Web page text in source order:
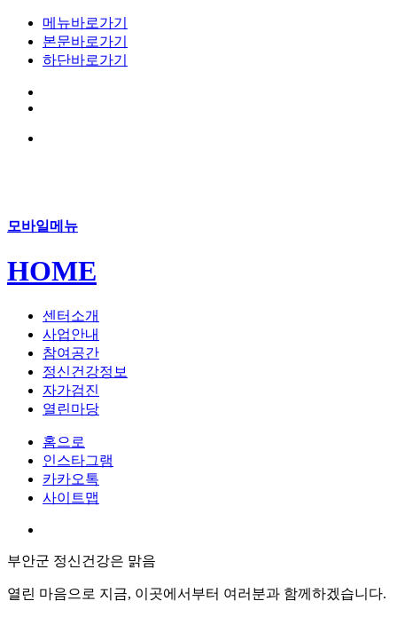
메뉴바로가기
본문바로가기
하단바로가기
모바일메뉴
HOME
센터소개
사업안내
참여공간
정신건강정보
자가검진
열린마당
홈으로
인스타그램
카카오톡
사이트맵
부안군 정신건강은 맑음
열린 마음으로 지금, 이곳에서부터 여러분과 함께하겠습니다.